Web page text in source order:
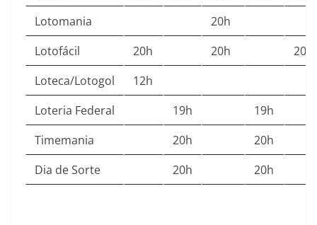
Lotomania
20h
Lotofácil
20h 20h
20h
Loteca/Lotogol
12h
Loteria Federal
19h
19h
Timemania
20h
20h
Dia de Sorte
20h 20h